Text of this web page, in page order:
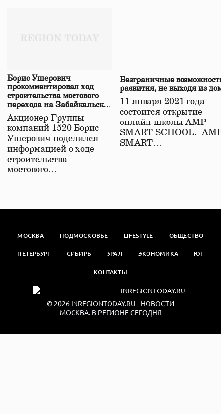
Борис Ушерович
прокомментировал ход
строительства мостового
перехода на Забайкальской
железной дороге
Акционер Группы
компаний 1520 Борис
Ушерович поделился
информацией о ходе
строительства
мостового…
Безграничные
развития, не выходя из
11 января 2021 года
состоится открытие
онлайн-школы АМР
SMART SCHOOL.
SMART…
МОСКВА ПОДМОСКОВЬЕ LIFESTYLE ОБЩЕСТВО
ПЕТЕРБУРГ СИБИРЬ УРАЛ ЭКОНОМИКА ЮГ
КОНТАКТЫ
© 2026 INREGIONTODAY.RU - НОВОСТИ
МОСКВА. В РЕГИОНЕ СЕГОДНЯ